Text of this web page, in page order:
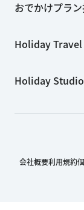
おでかけプラ
Holiday Travel
Holiday Studio
会社概要利用規約